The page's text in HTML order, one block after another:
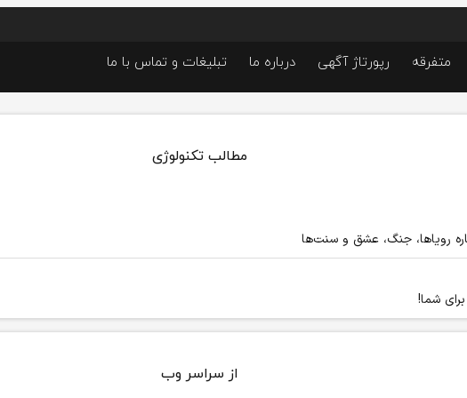
متفرقه رپورتاژ آگهی درباره ما تبلیغات و تماس با ما
مطالب تکنولوژی
رویاها، جنگ، عشق و سنت‌ها
شما!
از سراسر وب